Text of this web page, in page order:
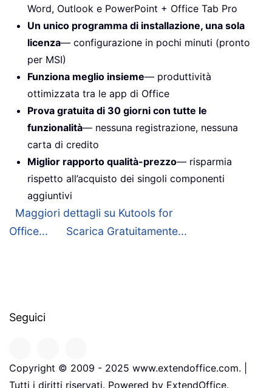
Word, Outlook e PowerPoint + Office Tab Pro
Un unico programma di installazione, una sola
licenza— configurazione in pochi minuti (pronto
per MSI)
Funziona meglio insieme— produttività
ottimizzata tra le app di Office
Prova gratuita di 30 giorni con tutte le
funzionalità— nessuna registrazione, nessuna
carta di credito
Miglior rapporto qualità-prezzo— risparmia
rispetto all’acquisto dei singoli componenti
aggiuntivi
Maggiori dettagli su Kutools for
Office...
Scarica Gratuitamente...
Seguici
Copyright © 2009 - 2025 www.extendoffice.com. |
Tutti i diritti riservati. Powered by ExtendOffice.